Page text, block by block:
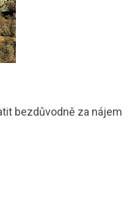
bezdůvodně za nájem